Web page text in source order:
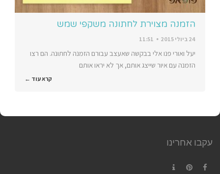
הזמנה מצוירת לחתונה משקפי שמש
24 ביולי 2015 11:51
יעל ואורי פנו אלי בבקשה שאעצב עבורם הזמנה לחתונה. הם רצו
הזמנה עם איור שייצג אותם, אך לא יראו אותם
קרא עוד ←
עקבו אחרינו